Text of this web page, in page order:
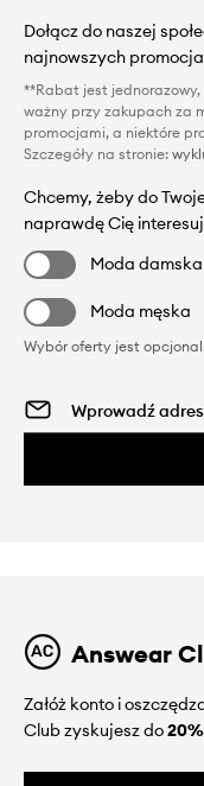
Dołącz do naszej
najnowszych
**Rabat jest
ważny przy zakupach za
promocjami, a niektóre
Szczegóły na stronie:
Chcemy, żeby do
naprawdę Cię
Moda damska
Moda męska
Wybór oferty jest
Answear
Załóż konto i
Club zyskujesz do20%